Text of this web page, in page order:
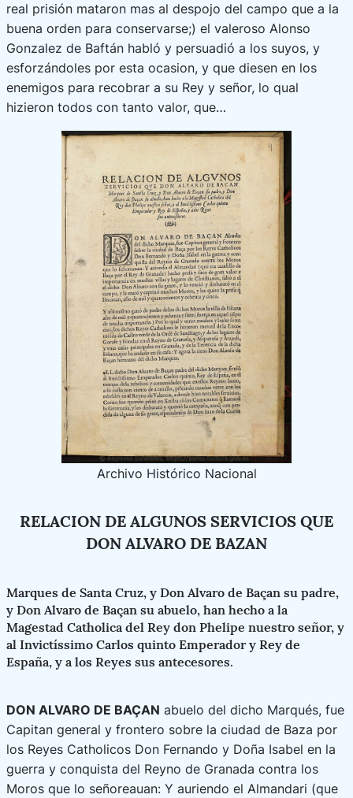
real prisión mataron mas al despojo del campo que a la
buena orden para conservarse;) el valeroso Alonso
Gonzalez de Baftán habló y persuadió a los suyos, y
esforzándoles por esta ocasion, y que diesen en los
enemigos para recobrar a su Rey y señor, lo qual
hizieron todos con tanto valor, que…
Archivo Histórico Nacional
RELACION DE ALGUNOS SERVICIOS QUE
DON ALVARO DE BAZAN
Marques de Santa Cruz, y Don Alvaro de Baçan su padre,
y Don Alvaro de Baçan su abuelo, han hecho a la
Magestad Catholica del Rey don Phelipe nuestro señor, y
al Invictíssimo Carlos quinto Emperador y Rey de
España, y a los Reyes sus antecesores.
DON ALVARO DE BAÇAN abuelo del dicho Marqués, fue
Capitan general y frontero sobre la ciudad de Baza por
los Reyes Catholicos Don Fernando y Doña Isabel en la
guerra y conquista del Reyno de Granada contra los
Moros que lo señoreauan: Y auriendo el Almandari (que